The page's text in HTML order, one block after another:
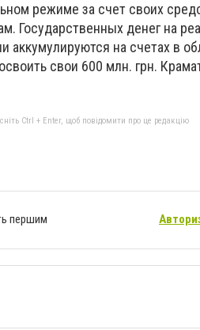
режиме за счет своих
Государственных денег на
аккумулируются на счетах в
свои 600 млн. грн.
Ctrl + Enter, щоб повідомити про це редакцію
першим